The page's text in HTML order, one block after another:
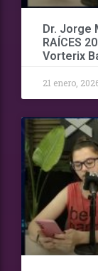
Dr. Jorge
RAÍCES
Vorterix
21 enero,